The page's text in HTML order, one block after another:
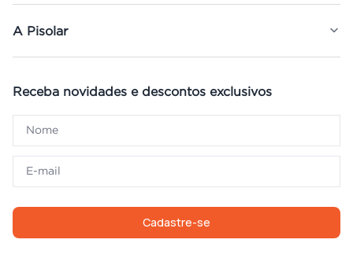
A Pisolar
Receba novidades e descontos exclusivos
Cadastre-se